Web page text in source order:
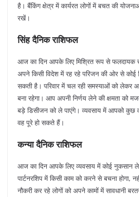
है। बैंकिंग क्षेत्र में कार्यरत लोगों में बचत की
रखें।
सिंह दैनिक राशिफल
आज का दिन आपके लिए मिश्रित रूप से फलदायक
अपने किसी विदेश में रह रहे परिजन की ओर से कोई
सकती है। परिवार में चल रही समस्याओं को लेकर
बना रहेगा। आप अपनी निर्णय लेने की क्षमता को
बड़े डिसीजन को ले पाएंगे। व्यवसाय में आपको कुछ
वह पूरे हो सकते हैं।
कन्या दैनिक राशिफल
आज का दिन आपके लिए व्यवसाय में कोई नुकसान
पार्टनरशिप में किसी काम को करने से बचना होगा,
नौकरी कर रहे लोगों को अपने कामों में सावधानी